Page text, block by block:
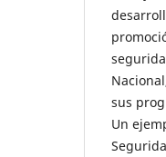
sus
Un